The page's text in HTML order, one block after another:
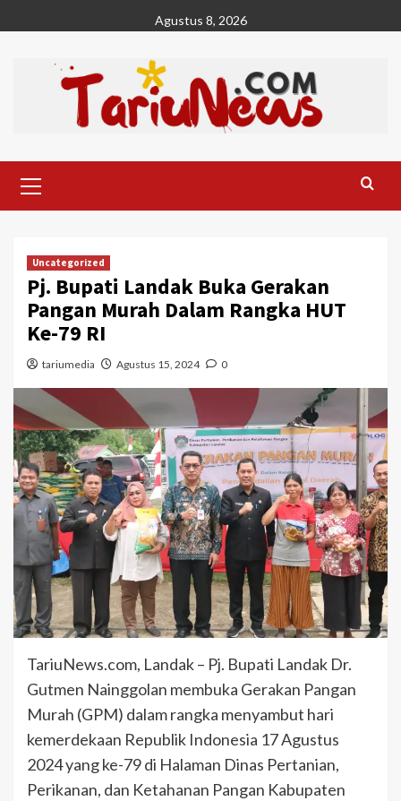
to
Agustus 8, 2026
Menu
Uncategorized
Pj. Bupati Landak Buka Gerakan
Pangan Murah Dalam Rangka HUT
Ke-79 RI
tariumedia Agustus 15, 2024 0
TariuNews.com, Landak – Pj. Bupati Landak Dr.
Gutmen Nainggolan membuka Gerakan Pangan
Murah (GPM) dalam rangka menyambut hari
kemerdekaan Republik Indonesia 17 Agustus
2024 yang ke-79 di Halaman Dinas Pertanian,
Perikanan, dan Ketahanan Pangan Kabupaten